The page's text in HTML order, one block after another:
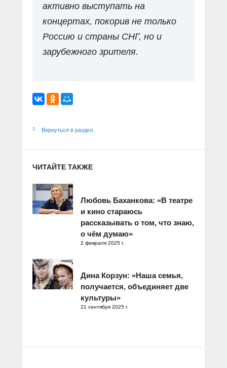
активно выступать на
концертах, покорив не только
Россию и страны СНГ, но и
зарубежного зрителя.
Вернуться в раздел
ЧИТАЙТЕ ТАКЖЕ
Любовь Баханкова: «В театре
и кино стараюсь
рассказывать о том, что знаю,
о чём думаю»
2 февраля 2025 г.
Дина Корзун: «Наша семья,
получается, объединяет две
культуры»
21 сентября 2025 г.